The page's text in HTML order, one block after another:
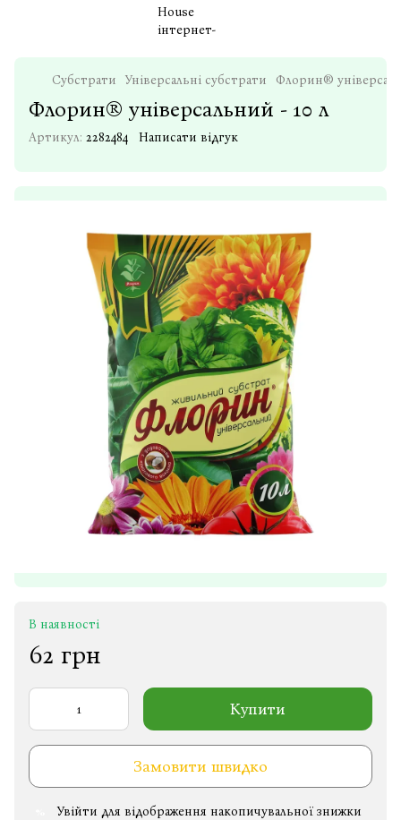
Субстрати Універсальні субстрати Флорин®
Флорин® універсальний - 10 л
Артикул: 2282484 Написати відгук
В наявності
62 грн
Купити
Замовити швидко
Увійти для відображення накопичувальної знижки